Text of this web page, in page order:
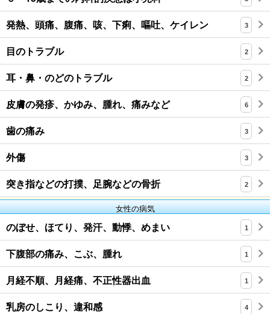
発熱、頭痛、腹痛、咳、下痢、嘔吐、ケイレン 3
目のトラブル 2
耳・鼻・のどのトラブル 2
皮膚の発疹、かゆみ、腫れ、痛みなど 6
歯の痛み 3
外傷 3
突き指などの打撲、足腕などの骨折 2
女性の病気
のぼせ、ほてり、発汗、動悸、めまい 1
下腹部の痛み、こぶ、腫れ 1
月経不順、月経痛、不正性器出血 1
乳房のしこり、違和感 4